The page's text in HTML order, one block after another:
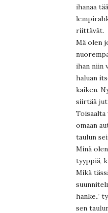
ihanaa
riittävät.
Mä olen
ihan niin
haluan
kaiken.
siirtää
omaan
taulun
Minä
tyyppiä,
Mikä
hanke..’
sen